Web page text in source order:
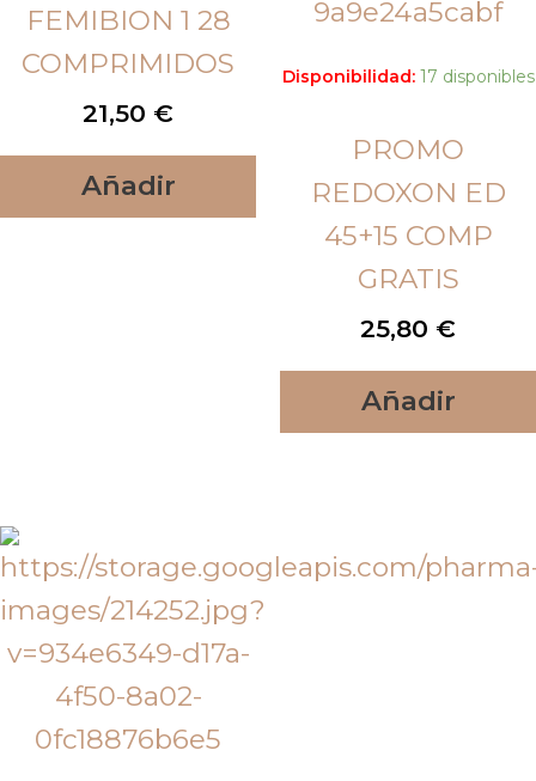
FEMIBION 1 28
COMPRIMIDOS
21,50 €
Añadir
Disponibilidad: 17 disponibles
PROMO
REDOXON ED
45+15 COMP
GRATIS
25,80 €
Añadir